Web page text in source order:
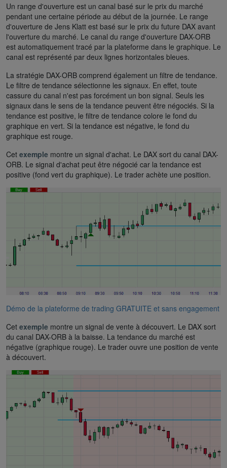
Un range d'ouverture est un canal basé sur le prix du marché
pendant une certaine période au début de la journée. Le range
d'ouverture de Jens Klatt est basé sur le prix du future DAX avant
l'ouverture du marché. Le canal du range d'ouverture DAX-ORB
est automatiquement tracé par la plateforme dans le graphique. Le
canal est représenté par deux lignes horizontales bleues.
La stratégie DAX-ORB comprend également un filtre de tendance.
Le filtre de tendance sélectionne les signaux. En effet, toute
cassure du canal n'est pas forcément un bon signal. Seuls les
signaux dans le sens de la tendance peuvent être négociés. Si la
tendance est positive, le filtre de tendance colore le fond du
graphique en vert. Si la tendance est négative, le fond du
graphique est rouge.
Cet exemple montre un signal d'achat. Le DAX sort du canal DAX-
ORB. Le signal d'achat peut être négocié car la tendance est
positive (fond vert du graphique). Le trader achète une position.
Démo de la plateforme de trading GRATUITE et sans engagement
Cet exemple montre un signal de vente à découvert. Le DAX sort
du canal DAX-ORB à la baisse. La tendance du marché est
négative (graphique rouge). Le trader ouvre une position de vente
à découvert.